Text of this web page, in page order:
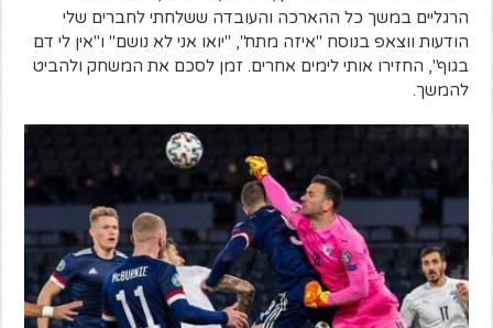
הרגליים במשך כל ההארכה והעובדה ששלחתי לחברים שלי
הודעות ווצאפ בנוסח "איזה מתח", "יואו אני לא נושם" ו"אין לי דם
בגוף", החזירו אותי לימים אחרים. זמן לסכם את המשחק ולהביט
להמשך.